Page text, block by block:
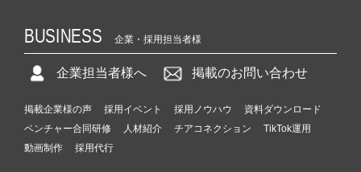
BUSINESS 企業・採用担当者様
企業担当者様へ 掲載のお問い合わせ
掲載企業様の声 採用イベント 採用ノウハウ
資料ダウンロード
ベンチャー合同研修
人材紹介 チアコネクション
TikTok運用
動画制作
採用代行